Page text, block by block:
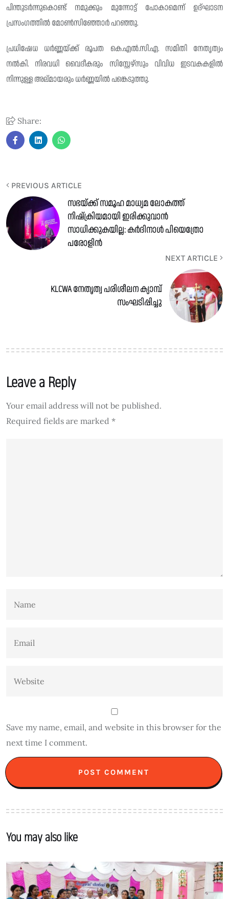
പിന്തുടർന്നുകൊണ്ട് നമുക്കും മുന്നോട്ട് പോകാമെന്ന് ഉദ്‌ഘാടന
പ്രസംഗത്തിൽ മോൺസിഞ്ഞോർ പറഞ്ഞു.
പ്രധിഷേധ ധർണ്ണയ്ക്ക് രൂപത കെ.എൽ.സി.എ. സമിതി നേതൃത്വം
നൽകി. നിരവധി വൈദീകരും സിസ്റ്റേഴ്‌സും വിവിധ ഇടവകകളിൽ
നിന്നുള്ള അല്മായരും ധർണ്ണയിൽ പങ്കെടുത്തു.
Share:
PREVIOUS ARTICLE
സഭയ്ക്ക് സമൂഹ മാധ്യമ ലോകത്ത്
നിഷ്ക്രിയമായി ഇരിക്കുവാൻ
സാധിക്കുകയില്ല: കർദിനാൾ പിയെത്രോ
പരോളിൻ
NEXT ARTICLE
KLCWA നേതൃത്വ പരിശീലന ക്യാമ്പ്
സംഘടിപ്പിച്ചു
Leave a Reply
Your email address will not be published.
Required fields are marked *
Save my name, email, and website in this browser for the
next time I comment.
You may also like